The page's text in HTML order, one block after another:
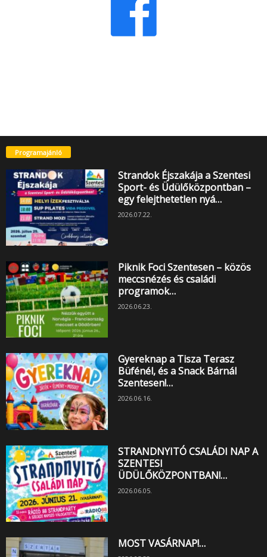
Programajánló
Strandok Éjszakája a Szentesi
Sport- és Üdülőközpontban –
egy felejthetetlen nyá…
2026.07.22.
Piknik Foci Szentesen – közös
meccsnézés és családi
programok…
2026.06.23.
Gyereknap a Tisza Terasz
Büfénél, és a Snack Bárnál
Szentesen!…
2026.06.16.
STRANDNYITÓ CSALÁDI NAP A
SZENTESI
ÜDÜLŐKÖZPONTBAN!…
2026.06.05.
MOST VASÁRNAP!…